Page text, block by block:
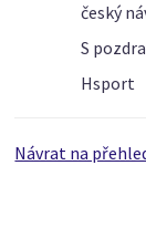
český
S
Hsport
Návrat na